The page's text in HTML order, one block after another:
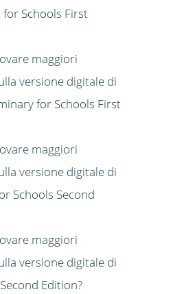
Schools First
maggiori
versione digitale di
for Schools First
maggiori
versione digitale di
Schools Second
maggiori
versione digitale di
Edition?